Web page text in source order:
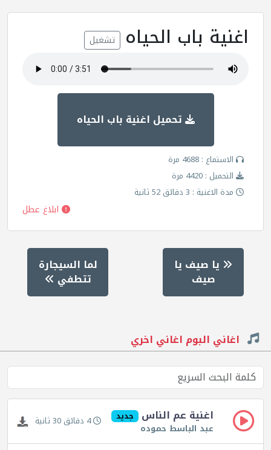
اغنية باب الحياه تشغيل
تحميل اغنية باب الحياه
الاستماع : 4688 مرة
التحميل : 4420 مرة
مدة الاغنية : 3 دقائق 52 ثانية
ابلاغ عطل
يا صيف يا
صيف
لما السيجارة
تتطفي
اغاني البوم اغاني اخري
اغنية عم الناس جديد
عبد الباسط حموده 4 دقائق 30 ثانية